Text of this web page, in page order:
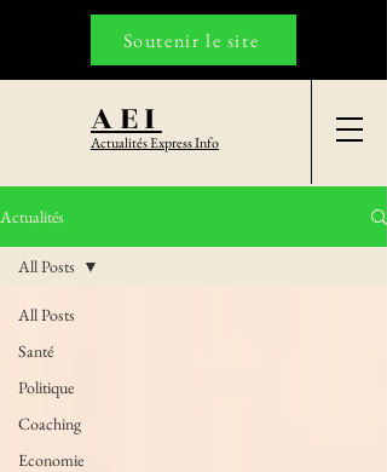
AEI
Actualités Express Info
Soutenir le site
Actualités
All Posts
Santé
Politique
Coaching
Economie
All Posts